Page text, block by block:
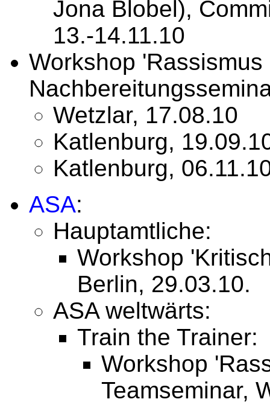
Jona Blobel),
13.-14.11.10
Workshop
Wetzlar, 17.08.10
Katlenburg,
Katlenburg,
ASA:
Hauptamtliche:
Workshop
Berlin, 29.03.10.
ASA weltwärts:
Train the Trainer:
Workshop
Teamseminar,